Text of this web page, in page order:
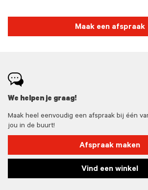
Maak een afspraak
We helpen je graag!
Maak heel eenvoudig een afspraak bij één
jou in de buurt!
Afspraak maken
Vind een winkel